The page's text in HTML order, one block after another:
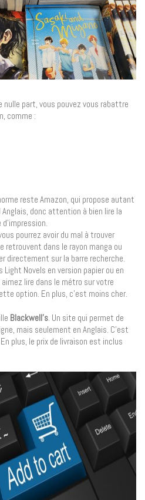
nulle part, vous pouvez vous rabattre
comme :
reste Amazon, qui propose autant
donc attention à bien lire la
pourrez avoir du mal à trouver
retrouvent dans le rayon manga ou
directement sur la barre recherche.
Novels en version papier ou en
lire dans le métro sur votre
option. En plus, c’est moins cher.
Blackwell’s . Un site qui permet de
mais seulement en Anglais. C’est
plus, le prix de livraison est inclus